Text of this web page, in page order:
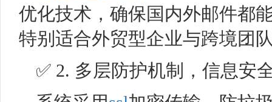
优化技术，确保国内外邮件都
特别适合外贸型企业与跨境团
✅ 2. 多层防护机制，信息安